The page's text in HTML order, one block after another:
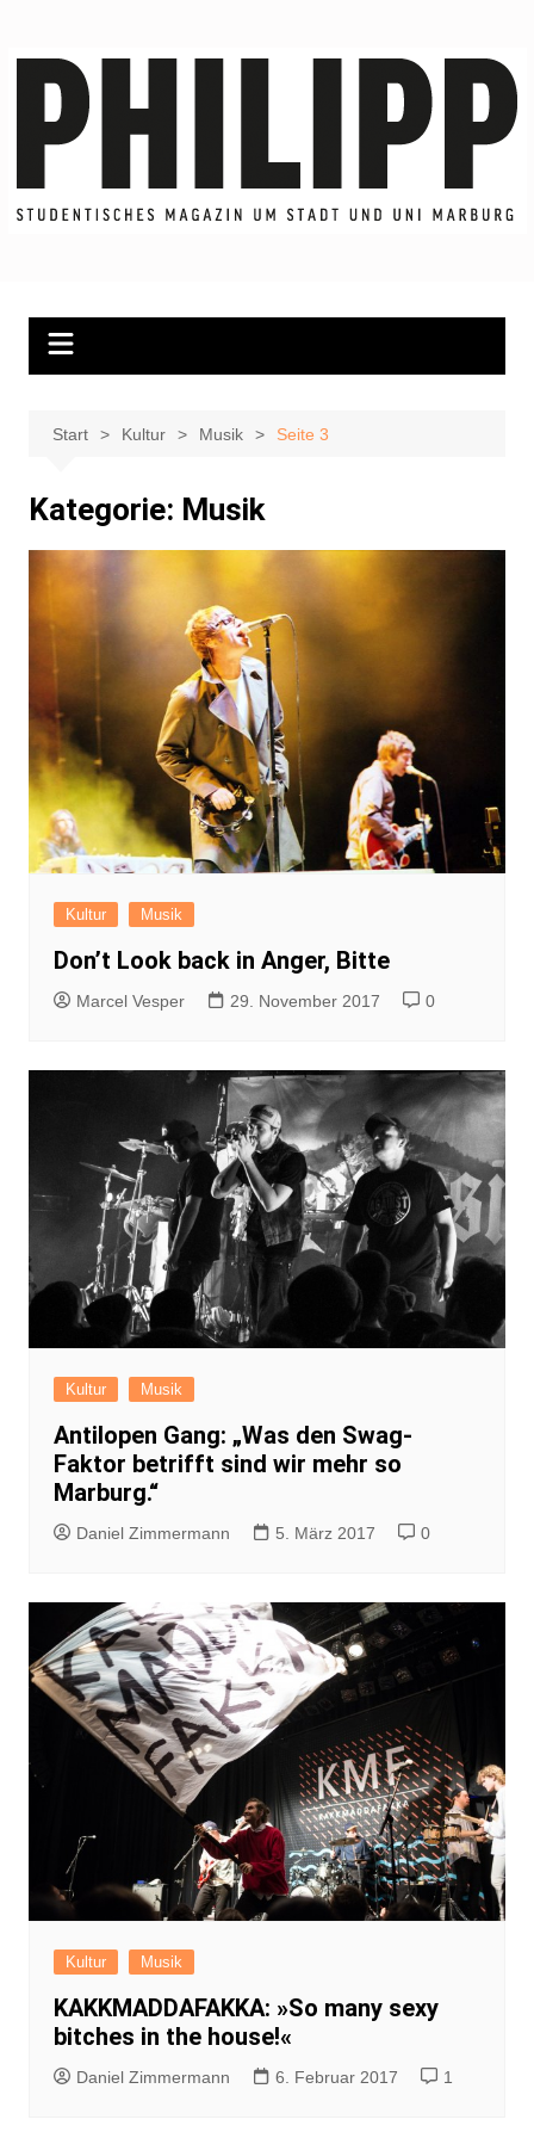
Start Kultur Musik Seite 3
Kategorie: Musik
Kultur Musik
Don’t Look back in Anger, Bitte
Marcel Vesper 29. November 2017 0
Kultur Musik
Antilopen Gang: „Was den Swag-
Faktor betrifft sind wir mehr so
Marburg.“
Daniel Zimmermann 5. März 2017 0
Kultur Musik
KAKKMADDAFAKKA: »So many sexy
bitches in the house!«
Daniel Zimmermann 6. Februar 2017 1